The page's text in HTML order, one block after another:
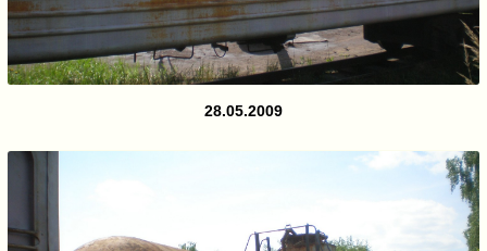
28.05.2009